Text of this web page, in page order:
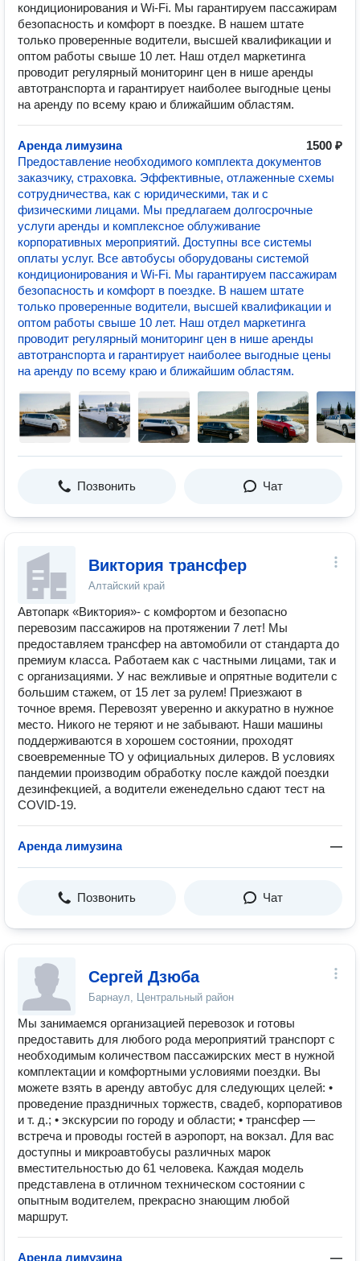
кондиционирования и Wi-Fi. Мы гарантируем пассажирам
безопасность и комфорт в поездке. В нашем штате
только проверенные водители, высшей квалификации и
оптом работы свыше 10 лет. Наш отдел маркетинга
проводит регулярный мониторинг цен в нише аренды
автотранспорта и гарантирует наиболее выгодные цены
на аренду по всему краю и ближайшим областям.
Аренда лимузина
1500 ₽
Предоставление необходимого комплекта документов
заказчику, страховка. Эффективные, отлаженные схемы
сотрудничества, как с юридическими, так и с
физическими лицами. Мы предлагаем долгосрочные
услуги аренды и комплексное облуживание
корпоративных мероприятий. Доступны все системы
оплаты услуг. Все автобусы оборудованы системой
кондиционирования и Wi-Fi. Мы гарантируем пассажирам
безопасность и комфорт в поездке. В нашем штате
только проверенные водители, высшей квалификации и
оптом работы свыше 10 лет. Наш отдел маркетинга
проводит регулярный мониторинг цен в нише аренды
автотранспорта и гарантирует наиболее выгодные цены
на аренду по всему краю и ближайшим областям.
Позвонить Чат
Виктория трансфер
Алтайский край
Автопарк «Виктория»- с комфортом и безопасно
перевозим пассажиров на протяжении 7 лет! Мы
предоставляем трансфер на автомобили от стандарта до
премиум класса. Работаем как с частными лицами, так и
с организациями. У нас вежливые и опрятные водители с
большим стажем, от 15 лет за рулем! Приезжают в
точное время. Перевозят уверенно и аккуратно в нужное
место. Никого не теряют и не забывают. Наши машины
поддерживаются в хорошем состоянии, проходят
своевременные ТО у официальных дилеров. В условиях
пандемии производим обработку после каждой поездки
дезинфекцией, а водители еженедельно сдают тест на
COVID-19.
Аренда лимузина —
Позвонить Чат
Сергей Дзюба
Барнаул, Центральный район
Мы занимаемся организацией перевозок и готовы
предоставить для любого рода мероприятий транспорт с
необходимым количеством пассажирских мест в нужной
комплектации и комфортными условиями поездки. Вы
можете взять в аренду автобус для следующих целей: •
проведение праздничных торжеств, свадеб, корпоративов
и т. д.; • экскурсии по городу и области; • трансфер —
встреча и проводы гостей в аэропорт, на вокзал. Для вас
доступны и микроавтобусы различных марок
вместительностью до 61 человека. Каждая модель
представлена в отличном техническом состоянии с
опытным водителем, прекрасно знающим любой
маршрут.
Аренда лимузина —